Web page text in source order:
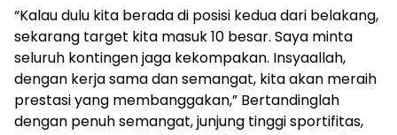
“Kalau dulu kita berada di posisi kedua dari belakang,
sekarang target kita masuk 10 besar. Saya minta
seluruh kontingen jaga kekompakan. Insyaallah,
dengan kerja sama dan semangat, kita akan meraih
prestasi yang membanggakan,” Bertandinglah
dengan penuh semangat, junjung tinggi sportifitas,